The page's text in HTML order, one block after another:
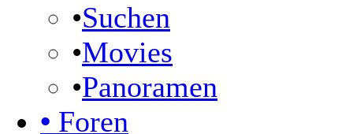
•Suchen
•Movies
•Panoramen
• Foren